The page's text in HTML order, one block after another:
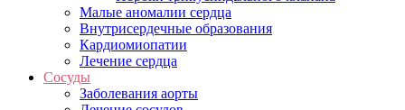
Малые аномалии сердца
Внутрисердечные образования
Кардиомиопатии
Лечение сердца
Сосуды
Заболевания аорты